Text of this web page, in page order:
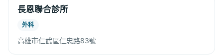
長恩聯合診所
外科
高雄市仁武區仁忠路83號